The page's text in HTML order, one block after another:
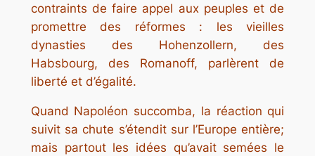
contraints de faire appel aux peuples et de
promettre des réformes : les vieilles
dynasties des Hohenzollern, des
Habsbourg, des Romanoff, parlèrent de
liberté et d’égalité.
Quand Napoléon succomba, la réaction qui
suivit sa chute s’étendit sur l’Europe entière;
mais partout les idées qu’avait semées le